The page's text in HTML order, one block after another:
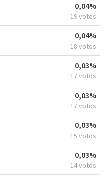
0,04%
19 votos
0,04%
18 votos
0,03%
17 votos
0,03%
17 votos
0,03%
15 votos
0,03%
14 votos